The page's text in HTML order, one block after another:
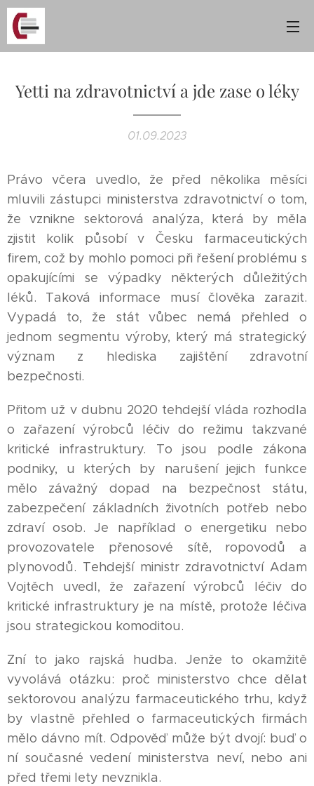
Yetti na zdravotnictví a jde zase o léky
01.09.2023
Právo včera uvedlo, že před několika měsíci
mluvili zástupci ministerstva zdravotnictví o tom,
že vznikne sektorová analýza, která by měla
zjistit kolik působí v Česku farmaceutických
firem, což by mohlo pomoci při řešení problému s
opakujícími se výpadky některých důležitých
léků. Taková informace musí člověka zarazit.
Vypadá to, že stát vůbec nemá přehled o
jednom segmentu výroby, který má strategický
význam z hlediska zajištění zdravotní
bezpečnosti.
Přitom už v dubnu 2020 tehdejší vláda rozhodla
o zařazení výrobců léčiv do režimu takzvané
kritické infrastruktury. To jsou podle zákona
podniky, u kterých by narušení jejich funkce
mělo závažný dopad na bezpečnost státu,
zabezpečení základních životních potřeb nebo
zdraví osob. Je například o energetiku nebo
provozovatele přenosové sítě, ropovodů a
plynovodů. Tehdejší ministr zdravotnictví Adam
Vojtěch uvedl, že zařazení výrobců léčiv do
kritické infrastruktury je na místě, protože léčiva
jsou strategickou komoditou.
Zní to jako rajská hudba. Jenže to okamžitě
vyvolává otázku: proč ministerstvo chce dělat
sektorovou analýzu farmaceutického trhu, když
by vlastně přehled o farmaceutických firmách
mělo dávno mít. Odpověď může být dvojí: buď o
ní současné vedení ministerstva neví, nebo ani
před třemi lety nevznikla.